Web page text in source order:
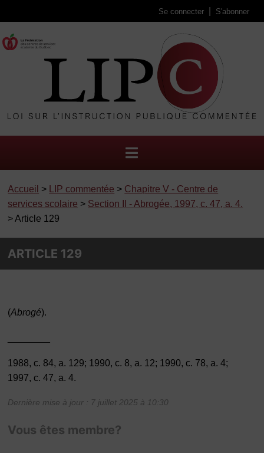
Se connecter S'abonner
Accueil > LIP commentée > Chapitre V - Centre de
services scolaire > Section II - Abrogée, 1997, c. 47, a. 4.
> Article 129
ARTICLE 129
(Abrogé).
1988, c. 84, a. 129; 1990, c. 8, a. 12; 1990, c. 78, a. 4;
1997, c. 47, a. 4.
Dernière mise à jour : 7 juillet 2025 à 10:30
Vous êtes membre?